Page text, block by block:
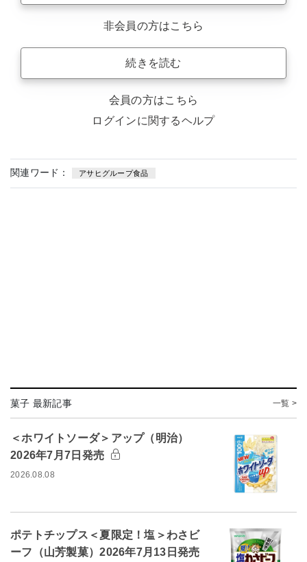
非会員の方はこちら
続きを読む
会員の方はこちら
ログインに関するヘルプ
関連ワード： アサヒグループ食品
菓子 最新記事 一覧 >
＜ホワイトソーダ＞アップ（明治）
2026年7月7日発売
2026.08.08
ポテトチップス＜夏限定！塩＞わさビ
ーフ（山芳製菓）2026年7月13日発売